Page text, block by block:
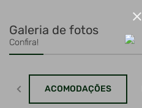
Galeria de fotos
Confira!
ACOMODAÇÕES
close